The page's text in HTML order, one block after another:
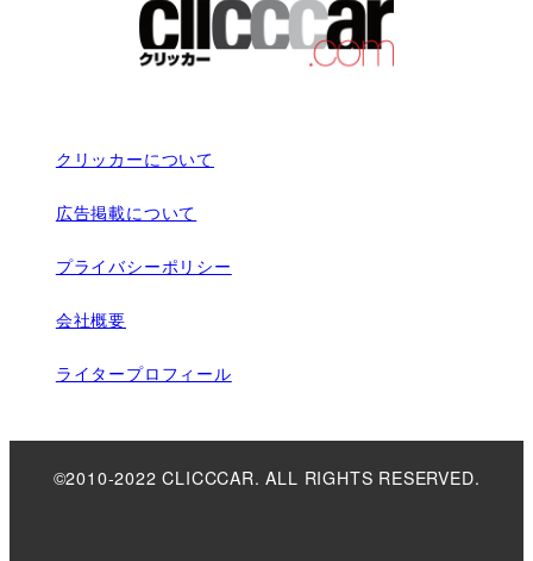
クリッカーについて
広告掲載について
プライバシーポリシー
会社概要
ライタープロフィール
©2010-2022 CLICCCAR. ALL RIGHTS RESERVED.